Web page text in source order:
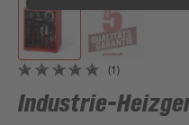
(1)
Industrie-